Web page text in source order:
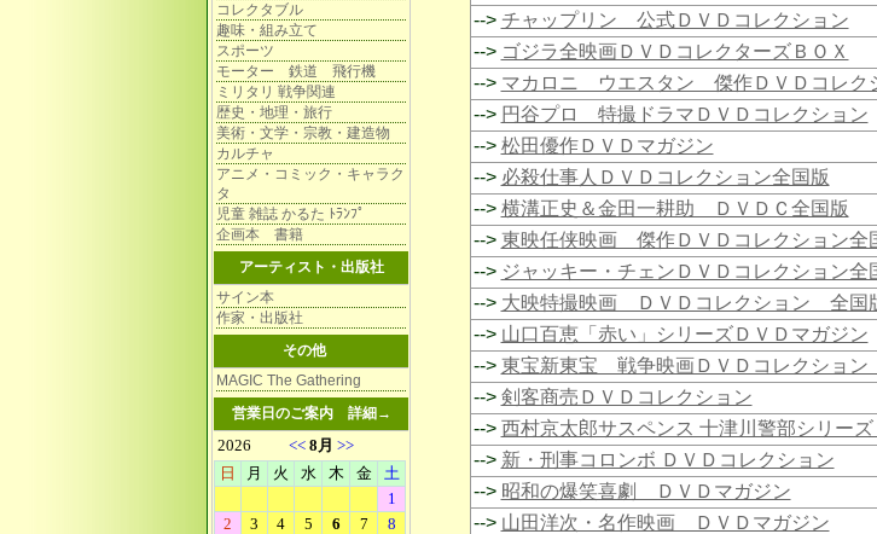
コレクタブル
趣味・組み立て
スポーツ
モーター 鉄道 飛行機
ミリタリ 戦争関連
歴史・地理・旅行
美術・文学・宗教・建造物
カルチャ
アニメ・コミック・キャラク
タ
児童 雑誌 かるた ﾄﾗﾝﾌﾟ
企画本 書籍
アーティスト・出版社
サイン本
作家・出版社
その他
MAGIC The Gathering
営業日のご案内 詳細→
--> チャップリン 公式ＤＶＤコレクション
--> ゴジラ全映画ＤＶＤコレクターズＢＯＸ
--> マカロニ ウエスタン 傑作ＤＶＤコレク
--> 円谷プロ 特撮ドラマＤＶＤコレクション
--> 松田優作ＤＶＤマガジン
--> 必殺仕事人ＤＶＤコレクション全国版
--> 横溝正史＆金田一耕助 ＤＶＤＣ全国版
--> 東映任侠映画 傑作ＤＶＤコレクション全
--> ジャッキー・チェンＤＶＤコレクション全
--> 大映特撮映画 ＤＶＤコレクション 全国
--> 山口百恵「赤い」シリーズＤＶＤマガジン
--> 東宝新東宝 戦争映画ＤＶＤコレクショ
--> 剣客商売ＤＶＤコレクション
--> 西村京太郎サスペンス 十津川警部シリーズ
--> 新・刑事コロンボ ＤＶＤコレクション
--> 昭和の爆笑喜劇 ＤＶＤマガジン
--> 山田洋次・名作映画 ＤＶＤマガジン